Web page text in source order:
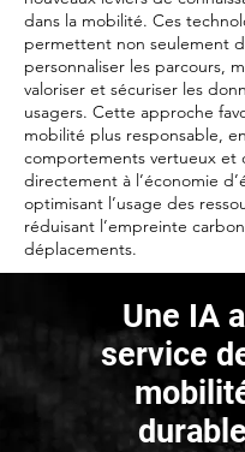
dans la mobilité. Ces
permettent non seulement
personnaliser les parcours,
valoriser et sécuriser les
usagers. Cette approche
mobilité plus responsable,
comportements vertueux et
directement à l’économie
optimisant l’usage des
réduisant l’empreinte
déplacements.
Une IA
service
durable